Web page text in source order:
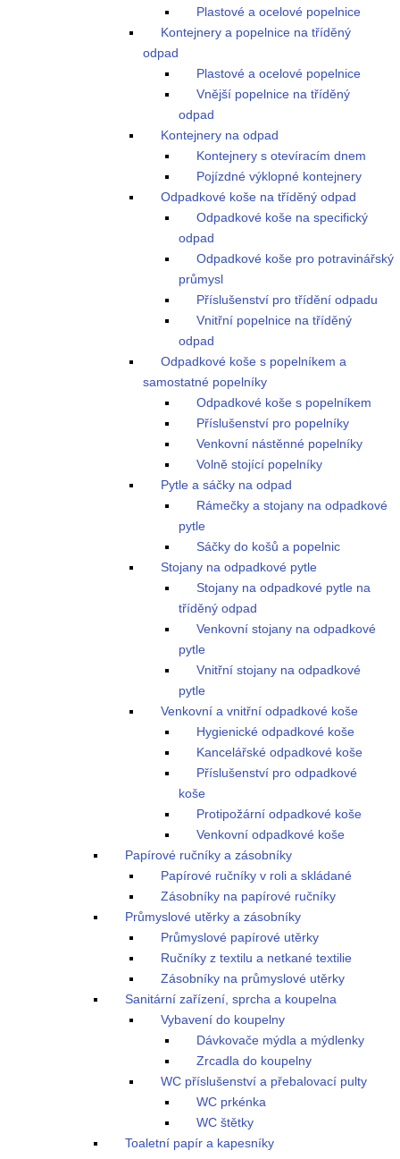
Plastové a ocelové popelnice
Kontejnery a popelnice na tříděný
odpad
Plastové a ocelové popelnice
Vnější popelnice na tříděný
odpad
Kontejnery na odpad
Kontejnery s otevíracím dnem
Pojízdné výklopné kontejnery
Odpadkové koše na tříděný odpad
Odpadkové koše na specifický
odpad
Odpadkové koše pro potravinářský
průmysl
Příslušenství pro třídění odpadu
Vnitřní popelnice na tříděný
odpad
Odpadkové koše s popelníkem a
samostatné popelníky
Odpadkové koše s popelníkem
Příslušenství pro popelníky
Venkovní nástěnné popelníky
Volně stojící popelníky
Pytle a sáčky na odpad
Rámečky a stojany na odpadkové
pytle
Sáčky do košů a popelnic
Stojany na odpadkové pytle
Stojany na odpadkové pytle na
tříděný odpad
Venkovní stojany na odpadkové
pytle
Vnitřní stojany na odpadkové
pytle
Venkovní a vnitřní odpadkové koše
Hygienické odpadkové koše
Kancelářské odpadkové koše
Příslušenství pro odpadkové
koše
Protipožární odpadkové koše
Venkovní odpadkové koše
Papírové ručníky a zásobníky
Papírové ručníky v roli a skládané
Zásobníky na papírové ručníky
Průmyslové utěrky a zásobníky
Průmyslové papírové utěrky
Ručníky z textilu a netkané textilie
Zásobníky na průmyslové utěrky
Sanitární zařízení, sprcha a koupelna
Vybavení do koupelny
Dávkovače mýdla a mýdlenky
Zrcadla do koupelny
WC příslušenství a přebalovací pulty
WC prkénka
WC štětky
Toaletní papír a kapesníky